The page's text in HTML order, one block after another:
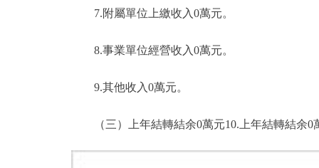
7.附屬單位上繳收入0萬元。
8.事業單位經營收入0萬元。
9.其他收入0萬元。
（三）上年結轉結余0萬元10.上年結轉結余0